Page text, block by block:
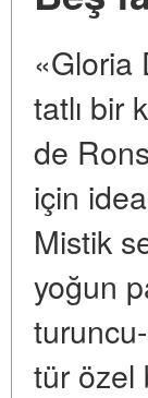
«Gloria
tatlı bir
de
için
Mistik
yoğun
tür özel